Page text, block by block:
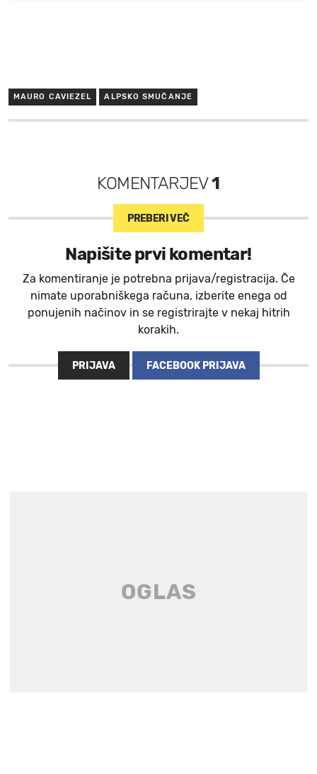
MAURO CAVIEZEL ALPSKO SMUČANJE
KOMENTARJEV1
PREBERI VEČ
Napišite prvi komentar!
Za komentiranje je potrebna prijava/registracija. Če
nimate uporabniškega računa, izberite enega od
ponujenih načinov in se registrirajte v nekaj hitrih
korakih.
PRIJAVA FACEBOOK PRIJAVA